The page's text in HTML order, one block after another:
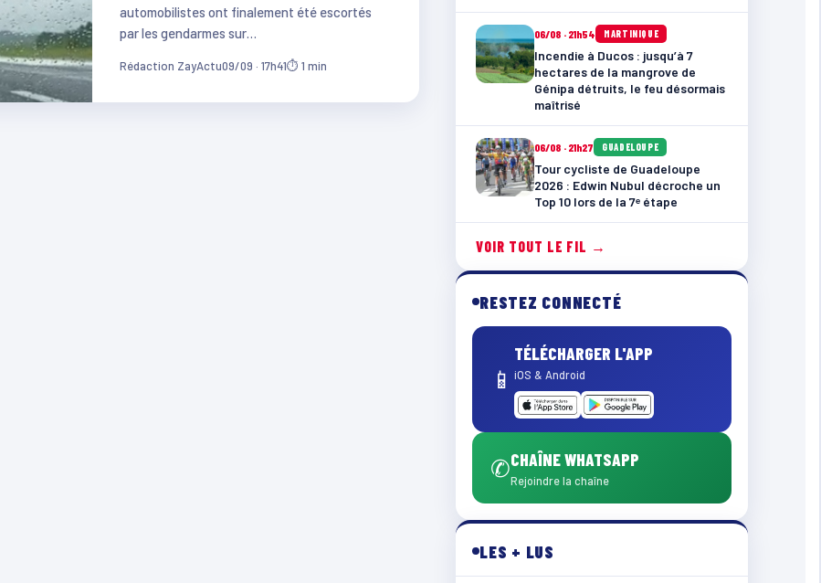
automobilistes ont finalement été escortés
par les gendarmes sur…
Rédaction ZayActu09/09 · 17h41⏱ 1 min
06/08 · 21h54 MARTINIQUE
Incendie à Ducos : jusqu’à 7
hectares de la mangrove de
Génipa détruits, le feu désormais
maîtrisé
06/08 · 21h27 GUADELOUPE
Tour cycliste de Guadeloupe
2026 : Edwin Nubul décroche un
Top 10 lors de la 7ᵉ étape
VOIR TOUT LE FIL →
RESTEZ CONNECTÉ
📱
TÉLÉCHARGER L'APP
iOS & Android
✆CHAÎNE WHATSAPP
Rejoindre la chaîne
LES + LUS